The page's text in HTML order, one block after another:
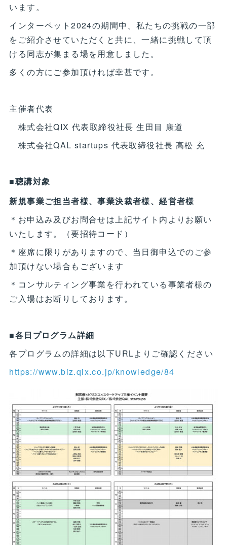
います。
インターペット2024の期間中、私たちの挑戦の一部
をご紹介させていただくと共に、一緒に挑戦して頂
ける同志が集まる場を用意しました。
多くの方にご参加頂ければ幸甚です。
主催者代表
株式会社QIX 代表取締役社長 生田目 康道
株式会社QAL startups 代表取締役社長 高松 充
■聴講対象
新規事業ご担当者様、事業決裁者様、経営者様
＊お申込み及びお問合せは上記サイト内よりお願い
いたします。（要招待コード）
＊座席に限りがありますので、当日御申込でのご参
加頂けない場合もございます
＊コンサルティング事業を行われている事業者様の
ご入場はお断りしております。
■各日プログラム詳細
各プログラムの詳細は以下URLよりご確認ください
https://www.biz.qix.co.jp/knowledge/84